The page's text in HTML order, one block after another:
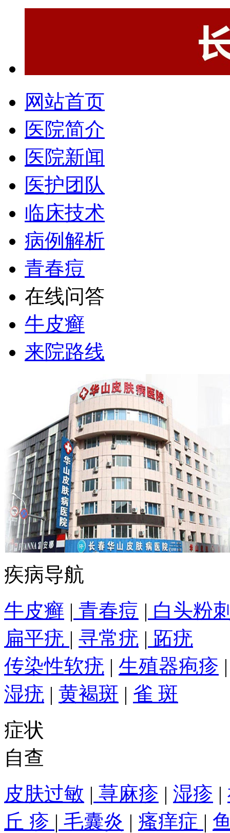
网站首页
医院简介
医院新闻
医护团队
临床技术
病例解析
青春痘
在线问答
牛皮癣
来院路线
疾病导航
牛皮癣 | 青春痘 | 白头粉
扁平疣 | 寻常疣 | 跖疣
传染性软疣 | 生殖器疱疹
湿疣 | 黄褐斑 | 雀 斑
症状
自查
皮肤过敏 | 荨麻疹 | 湿疹 |
丘 疹 | 毛囊炎 | 瘙痒症 |